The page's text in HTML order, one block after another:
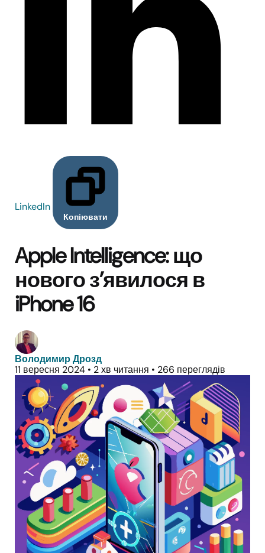
LinkedIn
Копіювати
Apple Intelligence: що
нового з’явилося в
iPhone 16
Володимир Дрозд
11 вересня 2024 • 2 хв читання • 266 переглядів